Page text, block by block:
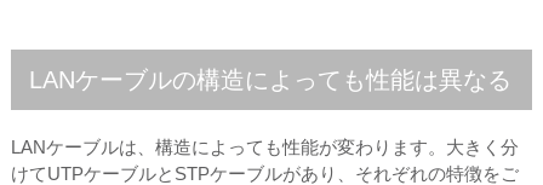
LANケーブルの構造によっても性能は異なる
LANケーブルは、構造によっても性能が変わります。大きく分
けてUTPケーブルとSTPケーブルがあり、それぞれの特徴をご